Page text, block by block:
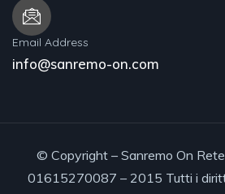
Email Address
info@sanremo-on.com
© Copyright – Sanremo On
01615270087 – 2015 Tutti i